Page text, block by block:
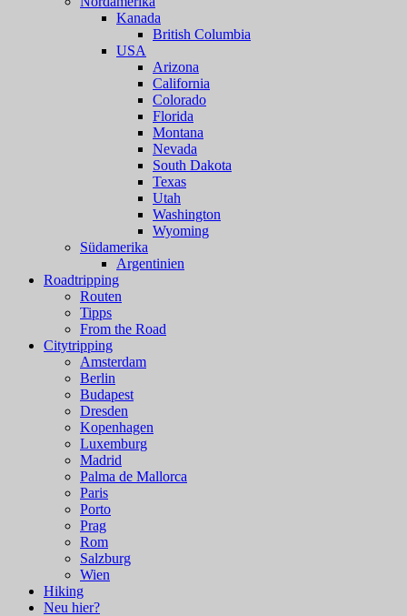
Kanada
British Columbia
USA
Arizona
California
Colorado
Florida
Montana
Nevada
South Dakota
Texas
Utah
Washington
Wyoming
Südamerika
Argentinien
Roadtripping
Routen
Tipps
From the Road
Citytripping
Amsterdam
Berlin
Budapest
Dresden
Kopenhagen
Luxemburg
Madrid
Palma de Mallorca
Paris
Porto
Prag
Rom
Salzburg
Wien
Hiking
Neu hier?